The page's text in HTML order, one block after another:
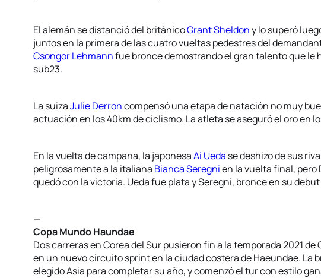
El alemán se distanció del británicoGrant Sheldony lo superó
juntos en la primera de las cuatro vueltas pedestres del
Csongor Lehmannfue bronce demostrando el gran talento que le
sub23.
La suizaJulie Derroncompensó una etapa de natación no muy
actuación en los 40km de ciclismo. La atleta se aseguró el oro en
En la vuelta de campana, la japonesaAi Ueda se deshizo de sus
peligrosamente a la italiana Bianca Seregnien la vuelta final, pero
quedó con la victoria. Ueda fue plata y Seregni, bronce en su
—
Copa Mundo Haundae
Dos carreras en Corea del Sur pusieron fin a la temporada 2021 de
en un nuevo circuito sprint en la ciudad costera de Haeundae. La
elegido Asia para completar su año, y comenzó el tur con estilo